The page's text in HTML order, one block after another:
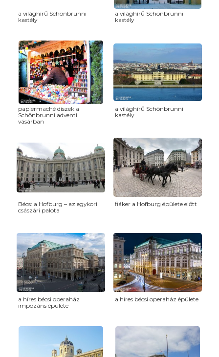
a világhírű Schönbrunni
kastély
a világhírű Schönbrunni
kastély
papiermaché díszek a
Schönbrunni adventi
vásárban
a világhírű Schönbrunni
kastély
Bécs: a Hofburg – az egykori
császári palota
fiáker a Hofburg épülete előtt
a híres bécsi operaház
impozáns épülete
a híres bécsi operaház épülete